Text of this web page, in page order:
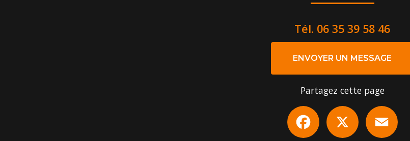
Tél. 06 35 39 58 46
ENVOYER UN MESSAGE
Partagez cette page
Facebook